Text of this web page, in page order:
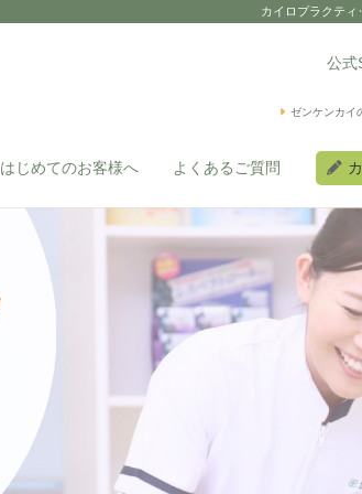
カイロプラクテ
公式
ゼンケンカイ
はじめてのお客様へ よくあるご質問